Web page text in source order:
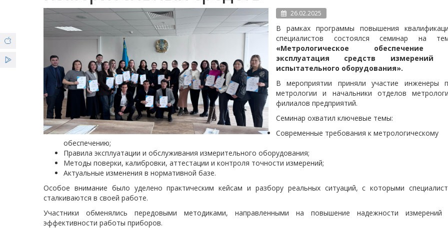
26.02.2025
В рамках программы повышения
специалистов состоялся семинар на
«Метрологическое обеспечение
эксплуатация средств измерений
испытательного оборудования».
В мероприятии приняли участие инженеры
метрологии и начальники отделов
филиалов предприятий.
Семинар охватил ключевые темы:
Современные требования к метрологическому
обеспечению;
Правила эксплуатации и обслуживания измерительного оборудования;
Методы поверки, калибровки, аттестации и контроля точности измерений;
Актуальные изменения в нормативной базе.
Особое внимание было уделено практическим кейсам и разбору реальных ситуаций, с которыми
сталкиваются в своей работе.
Участники обменялись передовыми методиками, направленными на повышение надежности измерений
эффективности работы приборов.